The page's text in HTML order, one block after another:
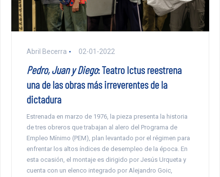
Abril Becerra 02-01-2022
Pedro, Juan y Diego: Teatro Ictus reestrena
una de las obras más irreverentes de la
dictadura
Estrenada en marzo de 1976, la pieza presenta la historia
de tres obreros que trabajan al alero del Programa de
Empleo Mínimo (PEM), plan levantado por el régimen para
enfrentar los altos índices de desempleo de la época. En
esta ocasión, el montaje es dirigido por Jesús Urqueta y
cuenta con un elenco integrado por Alejandro Goic,